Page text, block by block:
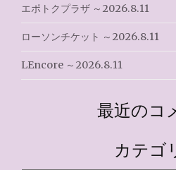
エポトクプラザ ～2026.8.11
ローソンチケット ～2026.8.11
LEncore ～2026.8.11
最近のコ
カテゴ